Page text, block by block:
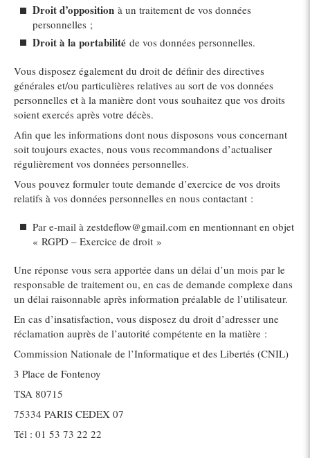
Droit d’opposition à un traitement de vos données
personnelles ;
Droit à la portabilité de vos données personnelles.
Vous disposez également du droit de définir des directives
générales et/ou particulières relatives au sort de vos données
personnelles et à la manière dont vous souhaitez que vos droits
soient exercés après votre décès.
Afin que les informations dont nous disposons vous concernant
soit toujours exactes, nous vous recommandons d’actualiser
régulièrement vos données personnelles.
Vous pouvez formuler toute demande d’exercice de vos droits
relatifs à vos données personnelles en nous contactant :
Par e-mail à zestdeflow@gmail.com en mentionnant en objet
« RGPD – Exercice de droit »
Une réponse vous sera apportée dans un délai d’un mois par le
responsable de traitement ou, en cas de demande complexe dans
un délai raisonnable après information préalable de l’utilisateur.
En cas d’insatisfaction, vous disposez du droit d’adresser une
réclamation auprès de l’autorité compétente en la matière :
Commission Nationale de l’Informatique et des Libertés (CNIL)
3 Place de Fontenoy
TSA 80715
75334 PARIS CEDEX 07
Tél : 01 53 73 22 22